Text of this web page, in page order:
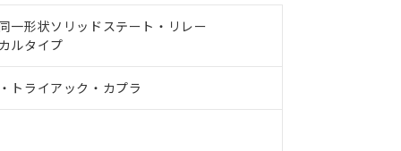
一形状ソリッドステート・リレー
ルタイプ
トライアック・カプラ